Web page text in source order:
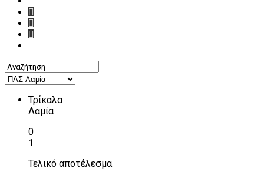
Τρίκαλα
Λαμία
0
1
Τελικό αποτέλεσμα